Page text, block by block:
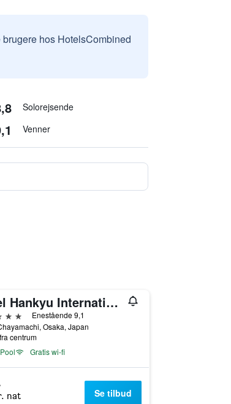
hos HotelsCombined
Solorejsende
Venner
Hotel Hankyu International
Enestående 9,1
Osaka, Japan
centrum
Pool
Gratis wi-fi
nat Se tilbud